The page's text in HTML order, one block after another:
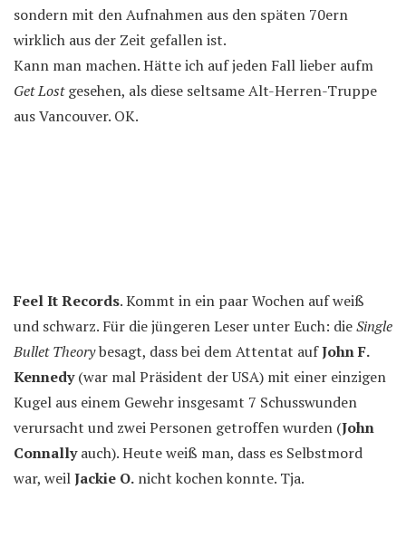
sondern mit den Aufnahmen aus den späten 70ern
wirklich aus der Zeit gefallen ist.
Kann man machen. Hätte ich auf jeden Fall lieber aufm
Get Lostgesehen, als diese seltsame Alt-Herren-Truppe
aus Vancouver. OK.
Feel It Records. Kommt in ein paar Wochen auf weiß
und schwarz. Für die jüngeren Leser unter Euch: dieSingle
Bullet Theorybesagt, dass bei dem Attentat aufJohn F.
Kennedy(war mal Präsident der USA) mit einer einzigen
Kugel aus einem Gewehr insgesamt 7 Schusswunden
verursacht und zwei Personen getroffen wurden (John
Connallyauch). Heute weiß man, dass es Selbstmord
war, weilJackie O. nicht kochen konnte. Tja.